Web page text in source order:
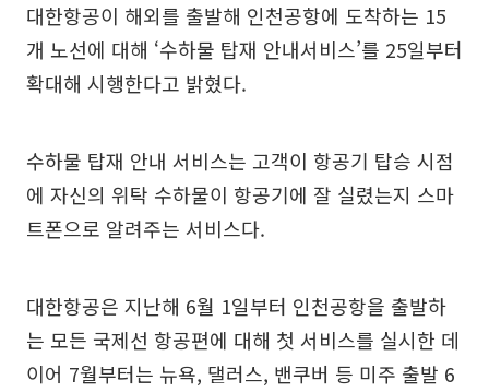
대한항공이 해외를 출발해 인천공항에 도착하는 15
개 노선에 대해 ‘수하물 탑재 안내서비스’를 25일부터
확대해 시행한다고 밝혔다.
수하물 탑재 안내 서비스는 고객이 항공기 탑승 시점
에 자신의 위탁 수하물이 항공기에 잘 실렸는지 스마
트폰으로 알려주는 서비스다.
대한항공은 지난해 6월 1일부터 인천공항을 출발하
는 모든 국제선 항공편에 대해 첫 서비스를 실시한 데
이어 7월부터는 뉴욕, 댈러스, 밴쿠버 등 미주 출발 6